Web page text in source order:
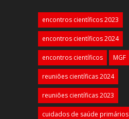
encontros científicos 2023
encontros científicos 2024
encontros científicos MGF
reuniões científicas 2024
reuniões científicas 2023
cuidados de saúde primários